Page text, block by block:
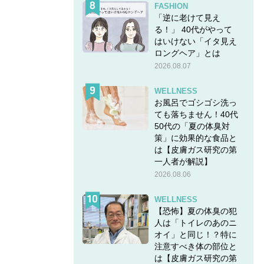
FASHION
「逆に老けて見え
る！」 40代がやって
はいけない「イタ見え
ロングヘア」とは
2026.08.07
WELLNESS
お風呂でゴシゴシ洗っ
ても落ちません！40代
50代の「夏の体臭対
策」に効果的な食品と
は【皮膚ガス研究の第
一人者が解説】
2026.08.06
WELLNESS
【恐怖】夏の体臭の犯
人は「トイレのあのニ
オイ」と同じ！？特に
注意すべき体の部位と
は【皮膚ガス研究の第